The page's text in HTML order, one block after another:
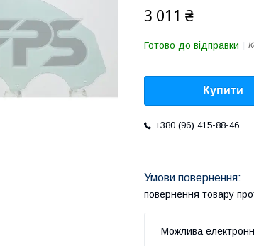
3 011 ₴
Готово до відправки
Купити
+380 (96) 415-88-46
повернення товару